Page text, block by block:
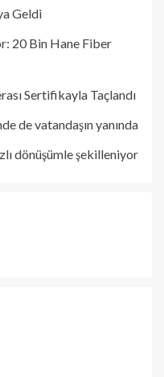
Geldi
20 Bin Hane Fiber
Sertifikayla Taçlandı
de vatandaşın yanında
dönüşümle şekilleniyor